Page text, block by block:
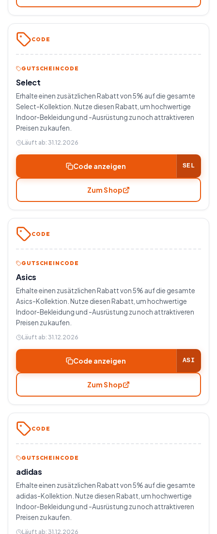
CODE
GUTSCHEINCODE
Select
Erhalte einen zusätzlichen Rabatt von 5% auf die gesamte
Select-Kollektion. Nutze diesen Rabatt, um hochwertige
Indoor-Bekleidung und -Ausrüstung zu noch attraktiveren
Preisen zu kaufen.
Läuft ab: 31.12.2026
Code anzeigen SEL
Zum Shop
CODE
GUTSCHEINCODE
Asics
Erhalte einen zusätzlichen Rabatt von 5% auf die gesamte
Asics-Kollektion. Nutze diesen Rabatt, um hochwertige
Indoor-Bekleidung und -Ausrüstung zu noch attraktiveren
Preisen zu kaufen.
Läuft ab: 31.12.2026
Code anzeigen ASI
Zum Shop
CODE
GUTSCHEINCODE
adidas
Erhalte einen zusätzlichen Rabatt von 5% auf die gesamte
adidas-Kollektion. Nutze diesen Rabatt, um hochwertige
Indoor-Bekleidung und -Ausrüstung zu noch attraktiveren
Preisen zu kaufen.
Läuft ab: 31.12.2026